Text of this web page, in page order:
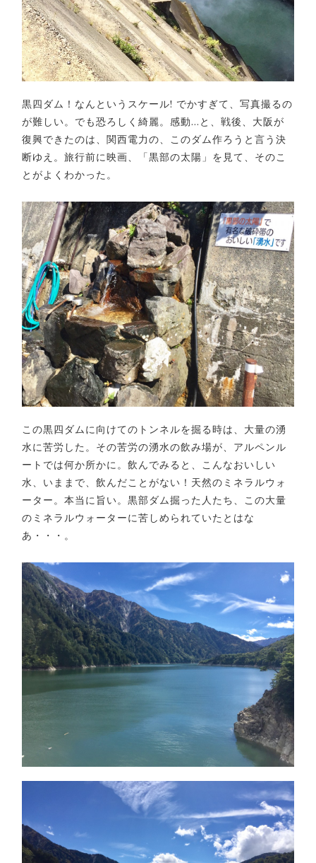
黒四ダム！なんというスケール! でかすぎて、写真撮るの
が難しい。でも恐ろしく綺麗。感動…と、戦後、大阪が
復興できたのは、関西電力の、このダム作ろうと言う決
断ゆえ。旅行前に映画、「黒部の太陽」を見て、そのこ
とがよくわかった。
この黒四ダムに向けてのトンネルを掘る時は、大量の湧
水に苦労した。その苦労の湧水の飲み場が、アルペンル
ートでは何か所かに。飲んでみると、こんなおいしい
水、いままで、飲んだことがない！天然のミネラルウォ
ーター。本当に旨い。黒部ダム掘った人たち、この大量
のミネラルウォーターに苦しめられていたとはな
あ・・・。